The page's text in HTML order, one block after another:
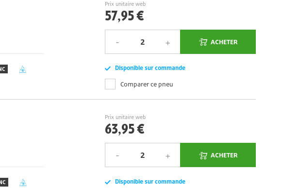
Prix unitaire web
57,95 €
ACHETER
Disponible sur commande
Comparer ce pneu
Prix unitaire web
63,95 €
ACHETER
Disponible sur commande